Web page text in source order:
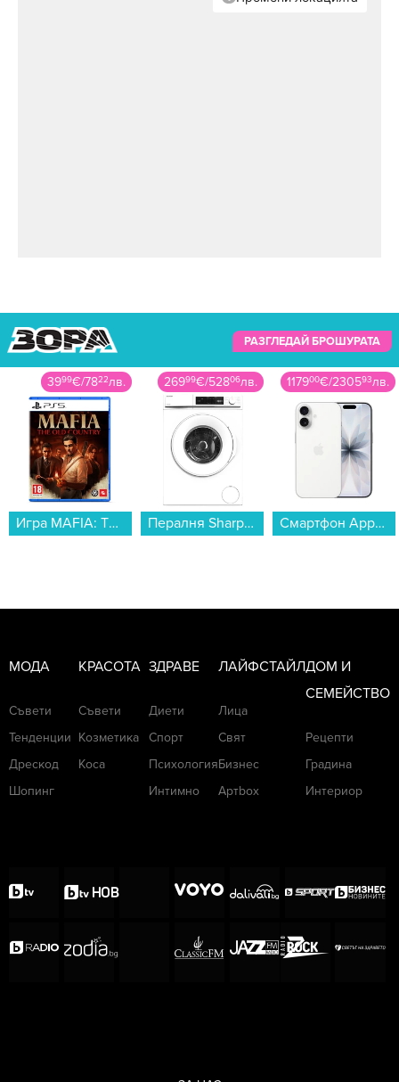
РАЗГЛЕДАЙ БРОШУРАТА
26999€/52806лв.
Пералня Sharp ES-NFA7121WD , 1200 об./мин., 7.00 kg, D , Бял...
117900€/230593лв.
Смартфон Apple iPhone 17 512GB White mg6q4 , 512 GB, 8 GB...
17999€/35203лв.
Вграден керамичен плот Indesit RI 161 C , Електрически...
МОДА
Съвети
Тенденции
Дрескод
Шопинг
КРАСОТА
Съвети
Козметика
Коса
ЗДРАВЕ
Диети
Спорт
Психология
Интимно
ЛАЙФСТАЙЛ
Лица
Свят
Бизнес
Артbox
ДОМ И
СЕМЕЙСТВО
Рецепти
Градина
Интериор